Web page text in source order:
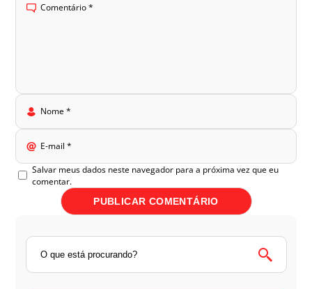
Comentário*
Nome*
E-mail*
Salvar meus dados neste navegador para a próxima vez que eu
comentar.